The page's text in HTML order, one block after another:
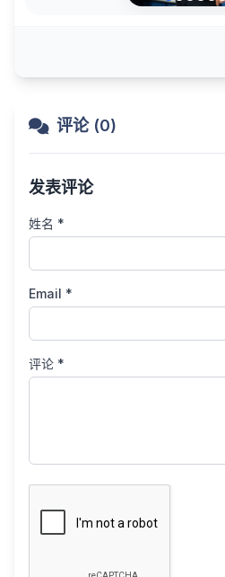
评论 (0)
发表评论
姓名 *
Email *
评论 *